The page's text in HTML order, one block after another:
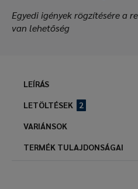
Egyedi igények rögzítésére a
van lehetőség
LEÍRÁS
LETÖLTÉSEK
2
VARIÁNSOK
TERMÉK TULAJDONSÁGAI